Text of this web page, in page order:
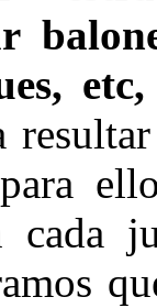
cada